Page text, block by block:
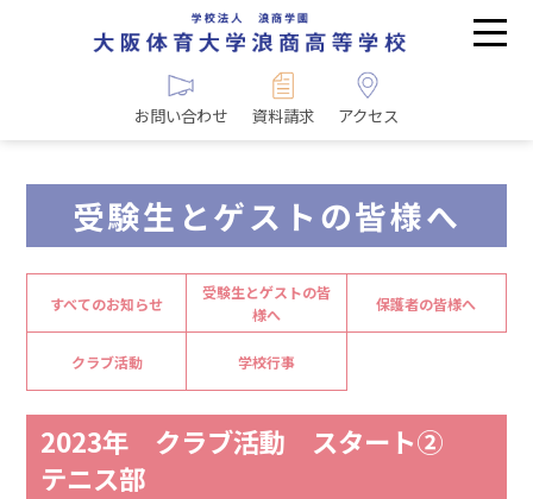
お問い合わせ 資料請求 アクセス
受験生とゲストの皆様へ
すべてのお知らせ
受験生とゲストの皆
様へ
保護者の皆様へ
クラブ活動 学校行事
2023年 クラブ活動 スタート②
テニス部